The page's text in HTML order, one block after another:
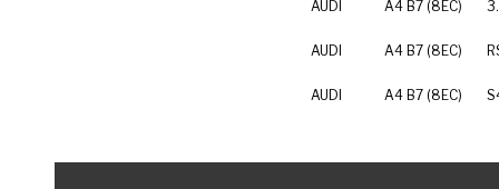
AUDI A4 B7 (8EC)
AUDI A4 B7 (8EC)
AUDI A4 B7 (8EC)